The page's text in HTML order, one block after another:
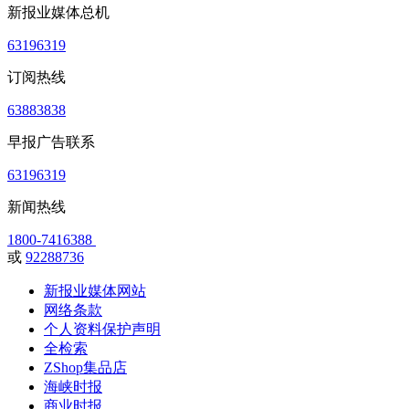
新报业媒体总机
63196319
订阅热线
63883838
早报广告联系
63196319
新闻热线
1800-7416388
或 92288736
新报业媒体网站
网络条款
个人资料保护声明
全检索
ZShop集品店
海峡时报